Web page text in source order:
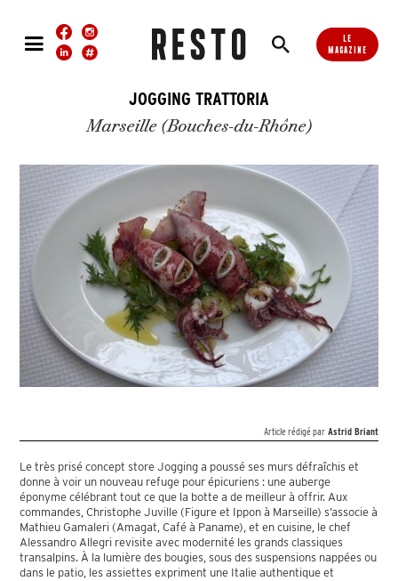
LE
MAGAZINE
JOGGING TRATTORIA
Marseille (Bouches-du-Rhône)
Article rédigé par Astrid Briant
Le très prisé concept store Jogging a poussé ses murs défraîchis et
donne à voir un nouveau refuge pour épicuriens : une auberge
éponyme célébrant tout ce que la botte a de meilleur à offrir. Aux
commandes, Christophe Juville (Figure et Ippon à Marseille) s’associe à
Mathieu Gamaleri (Amagat, Café à Paname), et en cuisine, le chef
Alessandro Allegri revisite avec modernité les grands classiques
transalpins. À la lumière des bougies, sous des suspensions nappées ou
dans le patio, les assiettes expriment une Italie authentique et